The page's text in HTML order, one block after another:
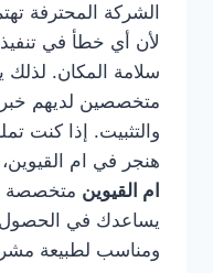
الشركة المحترفة
لأن أي خطأ في تنفيذ
سلامة المكان. لذلك
متخصصين لديهم
والتثبيت. إذا كنت
هنجر في ام القيوين،
ام القيوين متخصصة
يساعدك في
ومناسب لطبيعة